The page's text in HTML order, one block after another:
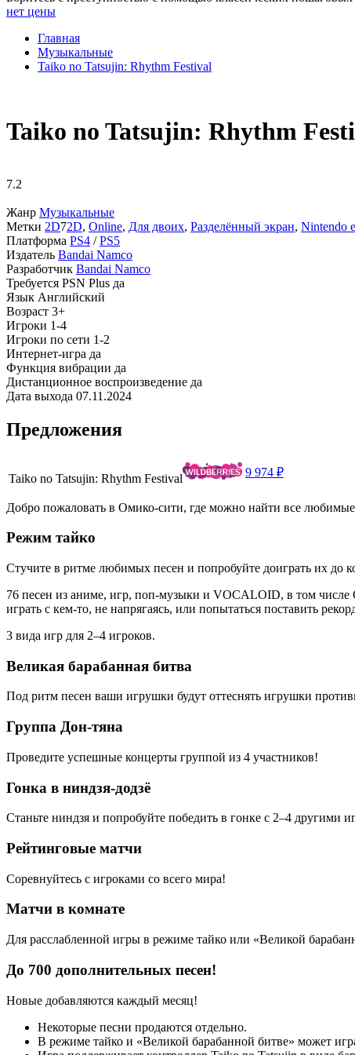
нет цены
Главная
Музыкальные
Taiko no Tatsujin: Rhythm Festival
Taiko no Tatsujin: Rhythm
7.2
Жанр Музыкальные
Метки 2D72D, Online, Для двоих, Разделённый экран, Nintendo
Платформа PS4 /PS5
Издатель Bandai Namco
Разработчик Bandai Namco
Требуется PSN Plus да
Язык Английский
Возраст 3+
Игроки 1-4
Игроки по сети 1-2
Интернет-игра да
Функция вибрации да
Дистанционное воспроизведение да
Дата выхода 07.11.2024
Предложения
Taiko no Tatsujin: Rhythm Festival 9 974 ₽
Добро пожаловать в Омико-сити, где можно найти все
Режим тайко
Стучите в ритме любимых песен и попробуйте доиграть их до
76 песен из аниме, игр, поп-музыки и VOCALOID, в том
играть с кем-то, не напрягаясь, или попытаться поставить
3 вида игр для 2–4 игроков.
Великая барабанная битва
Под ритм песен ваши игрушки будут оттеснять игрушки
Группа Дон-тяна
Проведите успешные концерты группой из 4 участников!
Гонка в ниндзя-додзё
Станьте ниндзя и попробуйте победить в гонке с 2–4 другими
Рейтинговые матчи
Соревнуйтесь с игроками со всего мира!
Матчи в комнате
Для расслабленной игры в режиме тайко или «Великой
До 700 дополнительных песен!
Новые добавляются каждый месяц!
Некоторые песни продаются отдельно.
В режиме тайко и «Великой барабанной битве» может